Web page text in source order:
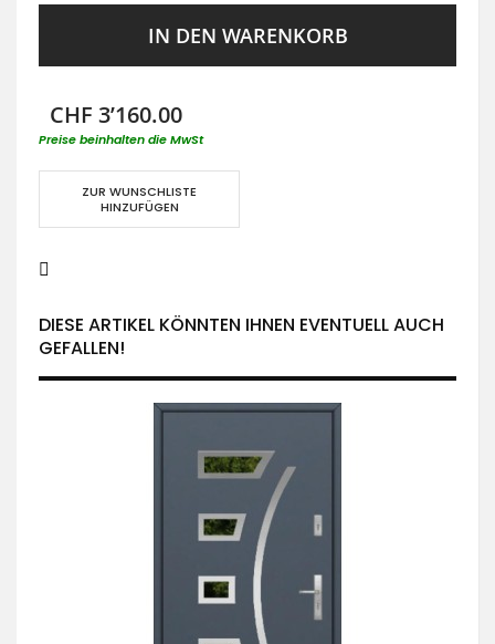
IN DEN WARENKORB
CHF 3’160.00
Preise beinhalten die MwSt
ZUR WUNSCHLISTE
HINZUFÜGEN
DIESE ARTIKEL KÖNNTEN IHNEN EVENTUELL AUCH
GEFALLEN!